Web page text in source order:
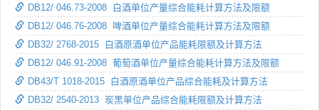
DB12/ 046.73-2008 白酒单位产量综合能耗计算方法及限额
DB12/ 046.76-2008 啤酒单位产量综合能耗计算方法及限额
DB32/ 2768-2015 白酒原酒单位产品能耗限额及计算方法
DB12/ 046.91-2008 葡萄酒单位产量综合能耗计算方法及限额
DB43/T 1018-2015 白酒原酒单位产品综合能耗及计算方法
DB32/ 2540-2013 炭黑单位产品综合能耗限额及计算方法